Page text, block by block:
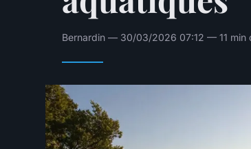
Bernardin — 30/03/2026 07:12 — 11 min